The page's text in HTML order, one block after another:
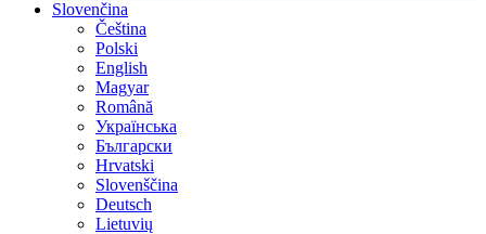
Slovenčina
Čeština
Polski
English
Magyar
Română
Українська
Български
Hrvatski
Slovenščina
Deutsch
Lietuvių